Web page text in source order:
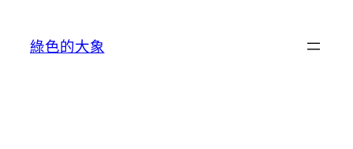
綠色的大象